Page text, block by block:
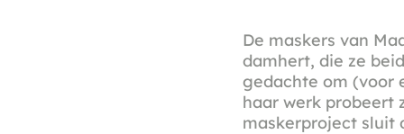
De maskers van
damhert, die ze
gedachte om (voor
haar werk probeert
maskerproject sluit